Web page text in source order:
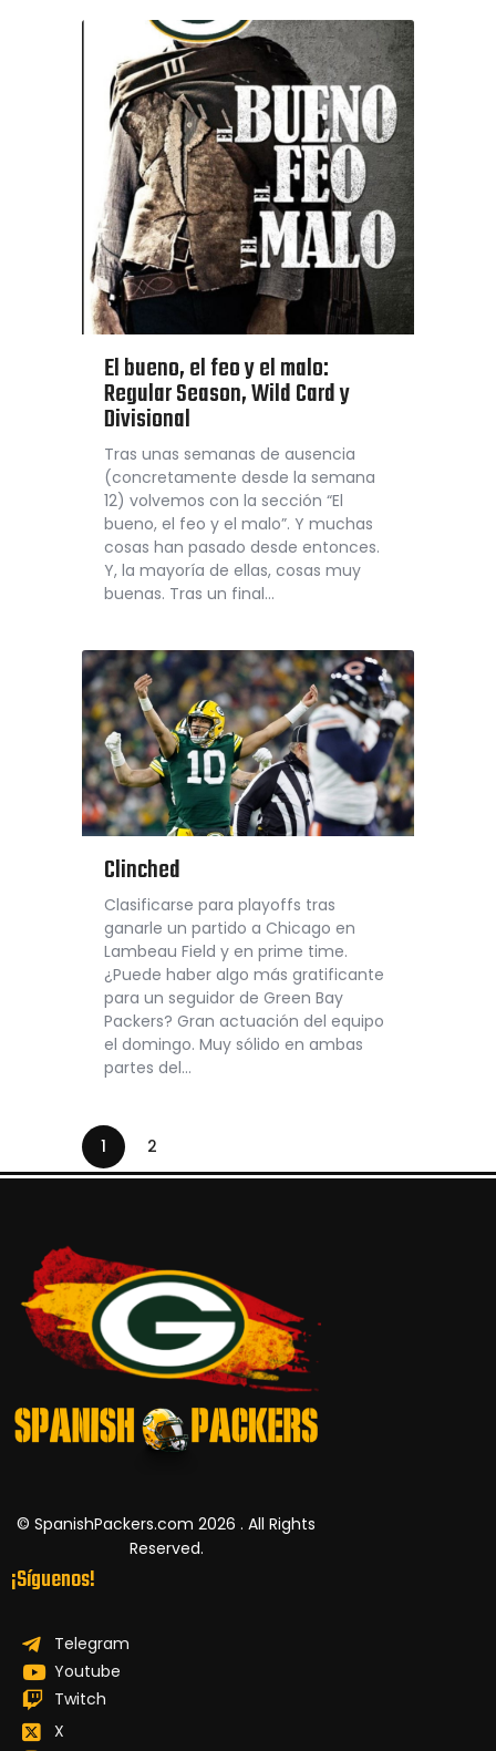
El bueno, el feo y el malo:
Regular Season, Wild Card y
Divisional
Tras unas semanas de ausencia
(concretamente desde la semana
12) volvemos con la sección “El
bueno, el feo y el malo”. Y muchas
cosas han pasado desde entonces.
Y, la mayoría de ellas, cosas muy
buenas. Tras un final…
Clinched
Clasificarse para playoffs tras
ganarle un partido a Chicago en
Lambeau Field y en prime time.
¿Puede haber algo más gratificante
para un seguidor de Green Bay
Packers? Gran actuación del equipo
el domingo. Muy sólido en ambas
partes del…
1 2
© SpanishPackers.com 2026 . All Rights
Reserved.
¡Síguenos!
Telegram
Youtube
Twitch
X